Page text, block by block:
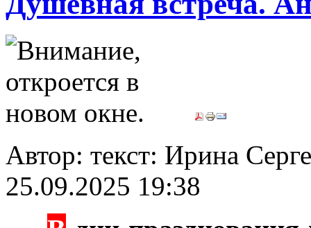
Автор: текст: Ирина
25.09.2025 19:38